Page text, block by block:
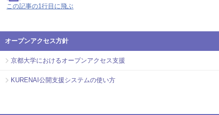
この記事の1行目に飛ぶ
オープンアクセス方針
京都大学におけるオープンアクセス支援
KURENAI公開支援システムの使い方